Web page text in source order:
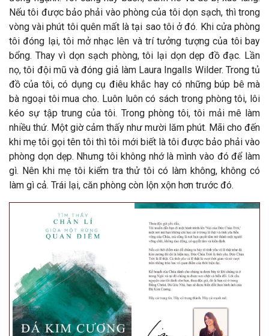
Nếu tôi được bảo phải vào phòng của tôi dọn sạch, thì trong
vòng vài phút tôi quên mất là tại sao tôi ở đó. Khi cửa phòng
tôi đóng lại, tôi mở nhạc lên và trí tưởng tượng của tôi bay
bổng. Thay vì dọn sạch phòng, tôi lại dọn dẹp đồ đạc. Lần
nọ, tôi đội mũ và đóng giả làm Laura Ingalls Wilder. Trong tủ
đồ của tôi, có dụng cụ điêu khắc hay có những búp bê mà
bà ngoại tôi mua cho. Luôn luôn có sách trong phòng tôi, lôi
kéo sự tập trung của tôi. Trong phòng tôi, tôi mải mê làm
nhiều thứ. Một giờ cảm thấy như mười lăm phút. Mãi cho đến
khi mẹ tôi gọi tên tôi thì tôi mới biết là tôi được bảo phải vào
phòng dọn dẹp. Nhưng tôi không nhớ là mình vào đó để làm
gì. Nên khi mẹ tôi kiểm tra thử tôi có làm không, không có
làm gì cả. Trái lại, căn phòng còn lộn xộn hơn trước đó.